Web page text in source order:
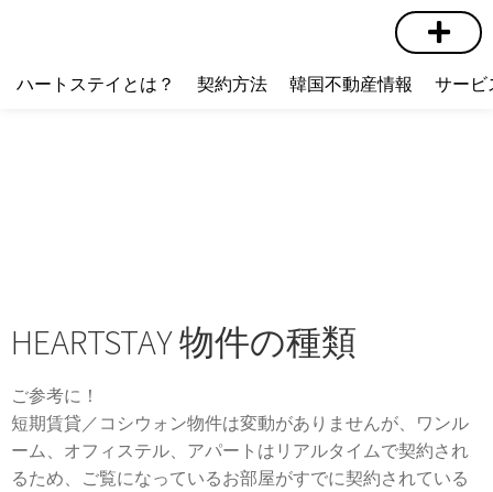
ハートステイとは？ 契約方法 韓国不動産情報 サービ
HEARTSTAY 物件の種類
ご参考に！
短期賃貸／コシウォン物件は変動がありませんが、ワンル
ーム、オフィステル、アパートはリアルタイムで契約され
るため、ご覧になっているお部屋がすでに契約されている